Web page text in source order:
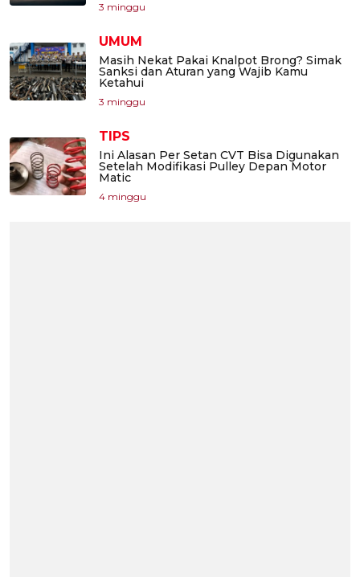
3 minggu
UMUM
Masih Nekat Pakai Knalpot Brong? Simak
Sanksi dan Aturan yang Wajib Kamu
Ketahui
3 minggu
TIPS
Ini Alasan Per Setan CVT Bisa Digunakan
Setelah Modifikasi Pulley Depan Motor
Matic
4 minggu